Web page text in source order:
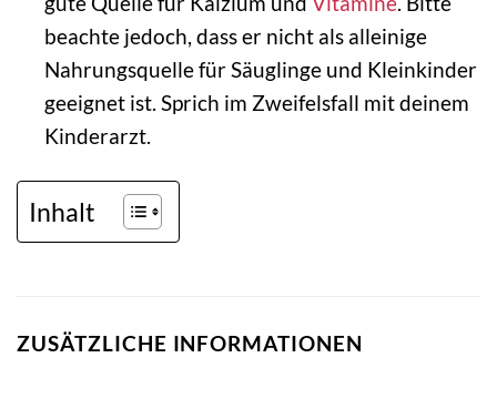
beachte jedoch, dass er nicht als alleinige
Nahrungsquelle für Säuglinge und Kleinkinder
geeignet ist. Sprich im Zweifelsfall mit deinem
Kinderarzt.
Inhalt
ZUSÄTZLICHE INFORMATIONEN